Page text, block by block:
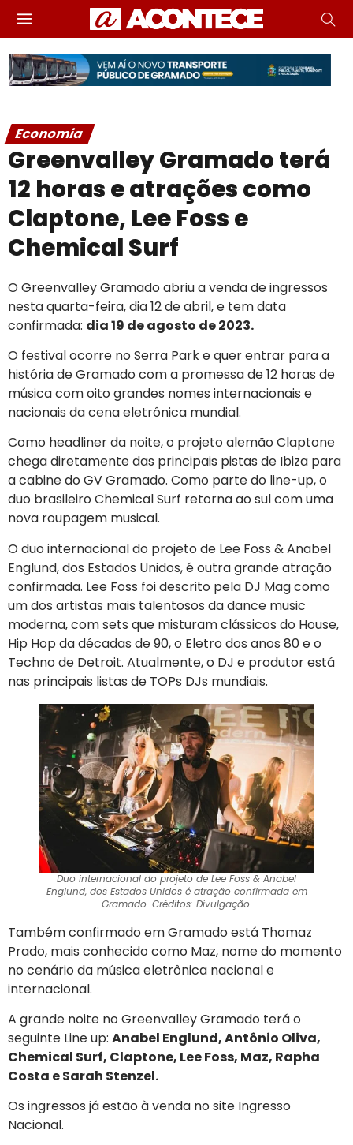
Economia
Greenvalley Gramado terá
12 horas e atrações como
Claptone, Lee Foss e
Chemical Surf
O Greenvalley Gramado abriu a venda de ingressos
nesta quarta-feira, dia 12 de abril, e tem data
confirmada: dia 19 de agosto de 2023.
O festival ocorre no Serra Park e quer entrar para a
história de Gramado com a promessa de 12 horas de
música com oito grandes nomes internacionais e
nacionais da cena eletrônica mundial.
Como headliner da noite, o projeto alemão Claptone
chega diretamente das principais pistas de Ibiza para
a cabine do GV Gramado. Como parte do line-up, o
duo brasileiro Chemical Surf retorna ao sul com uma
nova roupagem musical.
O duo internacional do projeto de Lee Foss & Anabel
Englund, dos Estados Unidos, é outra grande atração
confirmada. Lee Foss foi descrito pela DJ Mag como
um dos artistas mais talentosos da dance music
moderna, com sets que misturam clássicos do House,
Hip Hop da décadas de 90, o Eletro dos anos 80 e o
Techno de Detroit. Atualmente, o DJ e produtor está
nas principais listas de TOPs DJs mundiais.
Duo internacional do projeto de Lee Foss & Anabel
Englund, dos Estados Unidos é atração confirmada em
Gramado. Créditos: Divulgação.
Também confirmado em Gramado está Thomaz
Prado, mais conhecido como Maz, nome do momento
no cenário da música eletrônica nacional e
internacional.
A grande noite no Greenvalley Gramado terá o
seguinte Line up: Anabel Englund, Antônio Oliva,
Chemical Surf, Claptone, Lee Foss, Maz, Rapha
Costa e Sarah Stenzel.
Os ingressos já estão à venda no site Ingresso
Nacional.